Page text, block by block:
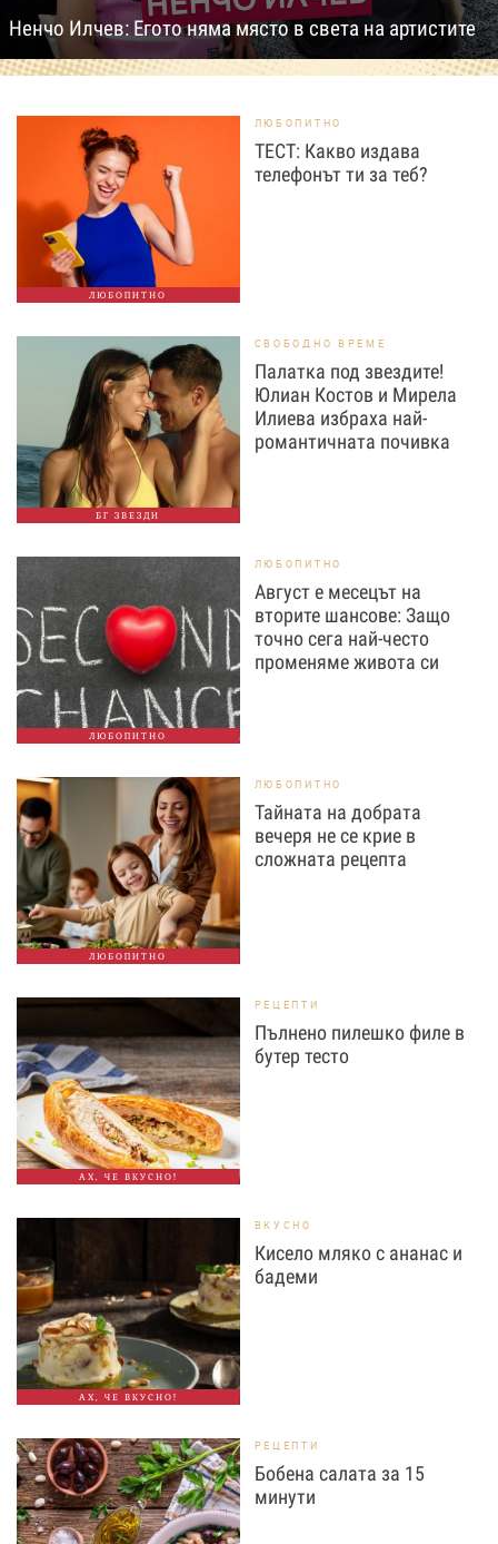
Ненчо Илчев: Егото няма място в света на артистите
ЛЮБОПИТНО
ЛЮБОПИТНО
ТЕСТ: Какво издава
телефонът ти за теб?
БГ ЗВЕЗДИ
СВОБОДНО ВРЕМЕ
Палатка под звездите!
Юлиан Костов и Мирела
Илиева избраха най-
романтичната почивка
ЛЮБОПИТНО
ЛЮБОПИТНО
Август е месецът на
вторите шансове: Защо
точно сега най-често
променяме живота си
ЛЮБОПИТНО
ЛЮБОПИТНО
Тайната на добрата
вечеря не се крие в
сложната рецепта
АХ, ЧЕ ВКУСНО!
РЕЦЕПТИ
Пълнено пилешко филе в
бутер тесто
АХ, ЧЕ ВКУСНО!
ВКУСНО
Кисело мляко с ананас и
бадеми
РЕЦЕПТИ
Бобена салата за 15
минути